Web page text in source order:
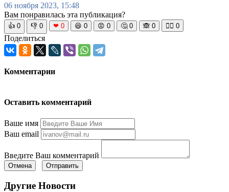
06 ноября 2023, 15:48
Вам понравилась эта публикация?
👍 0 👎 0 ❤ 0 😆 0 😡 0 🤔 0 🙈 0 🧘‍♀️ 0
Поделиться
Комментарии
Оставить комментарий
Ваше имя
Ваш email
Введите Ваш комментарий
Отмена Отправить
Другие Новости